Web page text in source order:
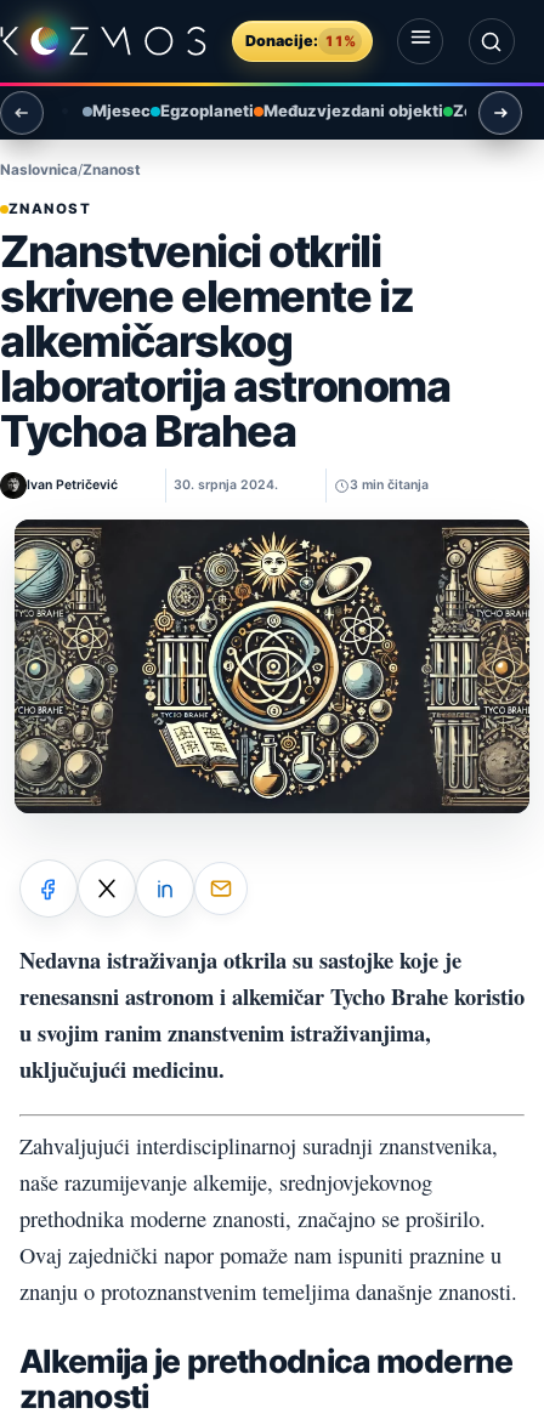
Preskoči na sadržaj
Donacije: 11%
Otvori izbornik
Otvori pretragu
Mjesec Egzoplaneti Međuzvjezdani objekti Zemlja i
Naslovnica Znanost
ZNANOST
Znanstvenici otkrili
skrivene elemente iz
alkemičarskog
laboratorija astronoma
Tychoa Brahea
Ivan Petričević 30. srpnja 2024. 3 min čitanja
Nedavna istraživanja otkrila su sastojke koje je
renesansni astronom i alkemičar Tycho Brahe koristio
u svojim ranim znanstvenim istraživanjima,
uključujući medicinu.
Zahvaljujući interdisciplinarnoj suradnji znanstvenika,
naše razumijevanje alkemije, srednjovjekovnog
prethodnika moderne znanosti, značajno se proširilo.
Ovaj zajednički napor pomaže nam ispuniti praznine u
znanju o protoznanstvenim temeljima današnje znanosti.
Alkemija je prethodnica moderne
znanosti